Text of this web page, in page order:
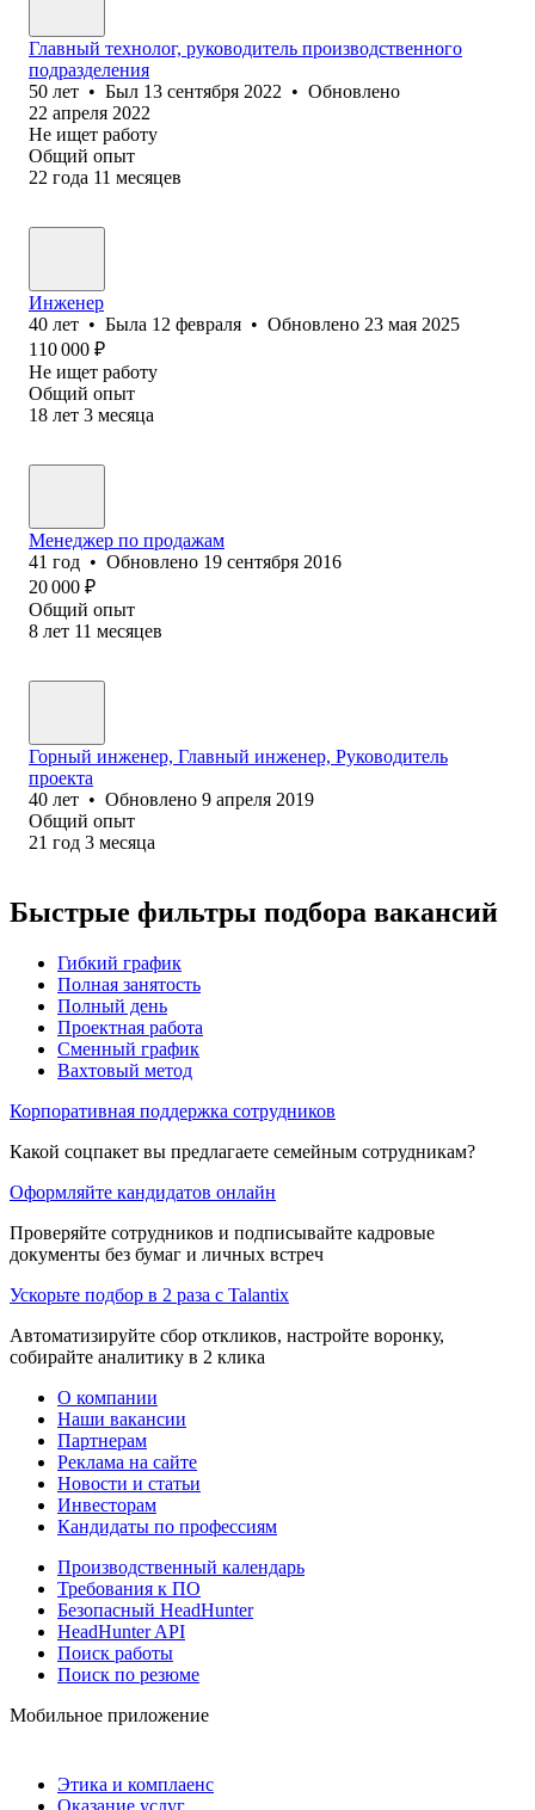
Главный технолог, руководитель производственного
подразделения
50 лет • Был 13 сентября 2022 • Обновлено
22 апреля 2022
Не ищет работу
Общий опыт
22 года 11 месяцев
Инженер
40 лет • Была 12 февраля • Обновлено 23 мая 2025
110 000 ₽
Не ищет работу
Общий опыт
18 лет 3 месяца
Менеджер по продажам
41 год • Обновлено 19 сентября 2016
20 000 ₽
Общий опыт
8 лет 11 месяцев
Горный инженер, Главный инженер, Руководитель
проекта
40 лет • Обновлено 9 апреля 2019
Общий опыт
21 год 3 месяца
Быстрые фильтры подбора вакансий
Гибкий график
Полная занятость
Полный день
Проектная работа
Сменный график
Вахтовый метод
Корпоративная поддержка сотрудников
Какой соцпакет вы предлагаете семейным сотрудникам?
Оформляйте кандидатов онлайн
Проверяйте сотрудников и подписывайте кадровые
документы без бумаг и личных встреч
Ускорьте подбор в 2 раза с Talantix
Автоматизируйте сбор откликов, настройте воронку,
собирайте аналитику в 2 клика
О компании
Наши вакансии
Партнерам
Реклама на сайте
Новости и статьи
Инвесторам
Кандидаты по профессиям
Производственный календарь
Требования к ПО
Безопасный HeadHunter
HeadHunter API
Поиск работы
Поиск по резюме
Мобильное приложение
Этика и комплаенс
Оказание услуг